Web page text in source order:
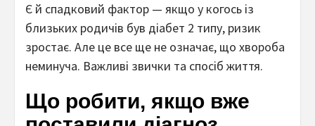
Є й спадковий фактор — якщо у когось із
близьких родичів був діабет 2 типу, ризик
зростає. Але це все ще не означає, що хвороба
неминуча. Важливі звички та спосіб життя.
Що робити, якщо вже